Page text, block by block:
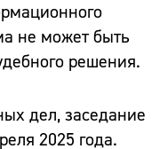
не может быть
решения.
дел, заседание
2025 года.